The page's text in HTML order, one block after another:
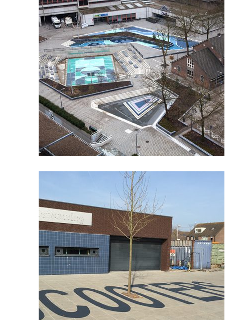
WATERPLEIN VAN BENTHEMPLEIN
ROTTERDAM
Een mooi stadsplein dat helpt om wateroverlast in
Rotterdam-Noord te voorkomen. Bij droog
TEKST OP STOEPTEGELS IN BREDA
De laatste jaren brengen we steeds meer spellen,
belijningen, figuraties en teksten aan op